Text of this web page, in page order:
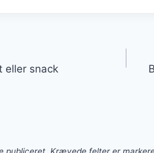
eller snack